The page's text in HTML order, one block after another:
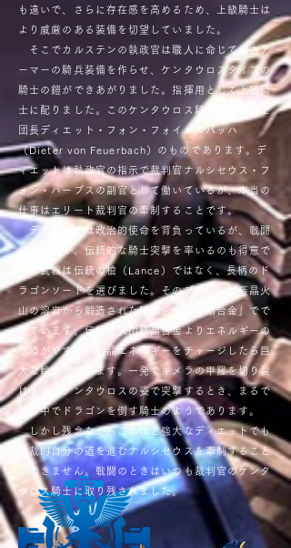
も遠いで、さらに存在感を高めるため、上級騎士は
より威厳のある装備を切望していました。
そこでカルステンの執政官は職人に命じて幻古ア
ーマーの騎兵装備を作らせ、ケンタウロスタイプの
騎士の鎧ができあがりました。指揮用として上級騎
士に配りました。このケンタウロス騎士装備は騎士
団長ディエット・フォン・フォイエルバッハ
（Dieter von Feuerbach）のものであります。デ
ィエットは執政官の指示で裁判官ナルシセウス・フ
ォン・ハーブスの副官として働いているが、本当の
仕事はエリート裁判官の牽制することです。
ディエットは政治的使命を背負っているが、戦闘
能力も高く、伝統的な騎士突撃を率いるのも得意で
す。武器は伝統の槍（Lance）ではなく、長柄のド
ラゴンソードを選びました。そのブレードは藍晶火
山の溶岩から鍛造された特殊合金「冷焰合金」でで
きています。伝統の火山結晶合金よりエネルギーの
伝導がやすく、藍晶エネルギーをチャージしたら巨
大な輸出ができます。一発でキメラの甲羅を切り裂
けます。ケンタウロスの姿で突撃するとき、まるで
詩の中でドラゴンを倒す騎士のようであります。
しかし残念ながらこれほど強大なディエットでも
独裁的自分の道を進むナルシセウスを牽制すること
ができません。戦闘のときはいつも裁判官のケンタ
ウロス騎士に取り残されました。